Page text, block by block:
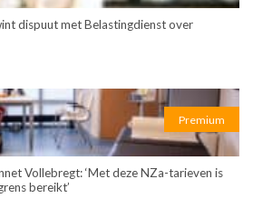
dispuut met Belastingdienst over
Premium
Vollebregt: ‘Met deze NZa-tarieven is
bereikt’